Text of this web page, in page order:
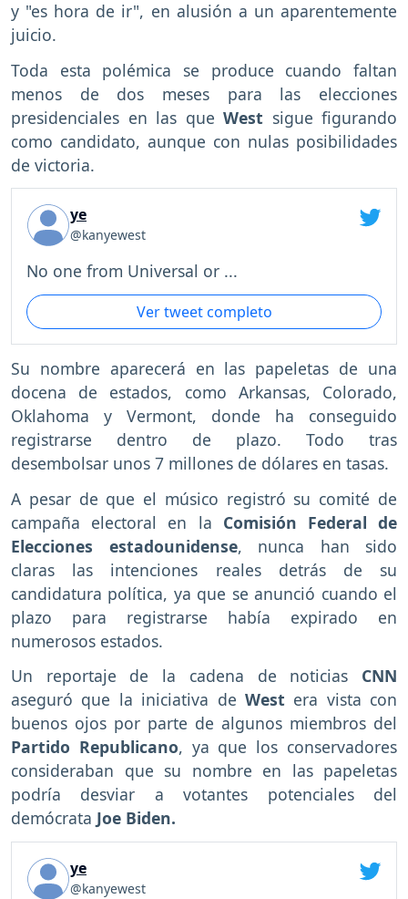
y "es hora de ir", en alusión a un aparentemente
juicio.
Toda esta polémica se produce cuando faltan
menos de dos meses para las elecciones
presidenciales en las que West sigue figurando
como candidato, aunque con nulas posibilidades
de victoria.
ye
@kanyewest
No one from Universal or ...
Ver tweet completo
Su nombre aparecerá en las papeletas de una
docena de estados, como Arkansas, Colorado,
Oklahoma y Vermont, donde ha conseguido
registrarse dentro de plazo. Todo tras
desembolsar unos 7 millones de dólares en tasas.
A pesar de que el músico registró su comité de
campaña electoral en la Comisión Federal de
Elecciones estadounidense, nunca han sido
claras las intenciones reales detrás de su
candidatura política, ya que se anunció cuando el
plazo para registrarse había expirado en
numerosos estados.
Un reportaje de la cadena de noticias CNN
aseguró que la iniciativa de West era vista con
buenos ojos por parte de algunos miembros del
Partido Republicano, ya que los conservadores
consideraban que su nombre en las papeletas
podría desviar a votantes potenciales del
demócrata Joe Biden.
ye
@kanyewest